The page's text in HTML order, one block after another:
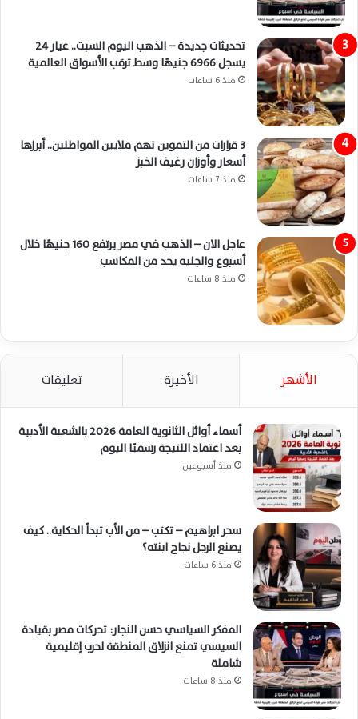
تحديثات جديدة – الذهب اليوم السبت.. عيار 24
يسجل 6966 جنيهًا وسط ترقب الأسواق العالمية
منذ 6 ساعات
3 قرارات من التموين تهم ملايين المواطنين.. أبرزها
أسعار وأوزان رغيف الخبز
منذ 7 ساعات
عاجل الان – الذهب في مصر يرتفع 160 جنيهًا خلال
أسبوع والجنيه يحد من المكاسب
منذ 8 ساعات
الأشهر الأخيرة تعليقات
أسماء أوائل الثانوية العامة 2026 بالشعبة الأدبية
بعد اعتماد النتيجة رسميًا اليوم
منذ أسبوعين
سحر ابراهيم – تكتب – من الأب تبدأ الحكاية.. كيف
يصنع الرجل نجاح ابنته؟
منذ 6 ساعات
المفكر السياسي حسن النجار: تحركات مصر بقيادة
السيسي تمنع انزلاق المنطقة لحرب إقليمية
شاملة
منذ 8 ساعات